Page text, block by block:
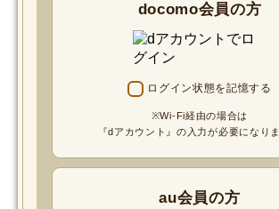
docomo会員の方
ログイン状態を記憶する
※Wi-Fi経由の場合は
『dアカウント』の入力が必要になりま
au会員の方